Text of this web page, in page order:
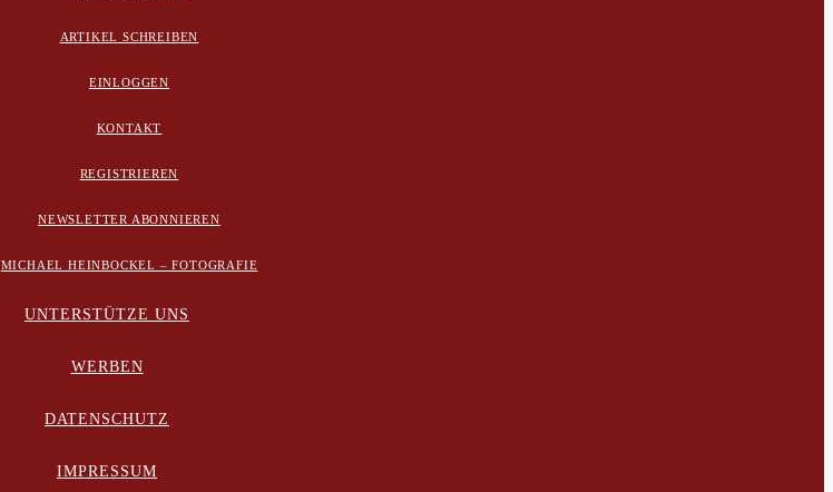
ARTIKEL SCHREIBEN
EINLOGGEN
KONTAKT
REGISTRIEREN
NEWSLETTER ABONNIEREN
MICHAEL HEINBOCKEL – FOTOGRAFIE
UNTERSTÜTZE UNS
WERBEN
DATENSCHUTZ
IMPRESSUM